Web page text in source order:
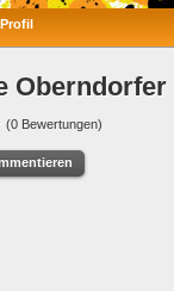
Oberndorfer
(0 Bewertungen)